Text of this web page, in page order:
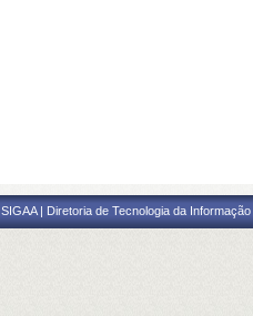
SIGAA | Diretoria de Tecnologia da